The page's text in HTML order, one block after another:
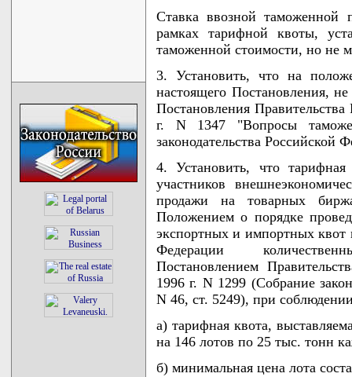
Ставка ввозной
рамках тарифной квоты,
таможенной стоимости, но не
3. Установить, что на
настоящего Постановления,
Постановления
г. N 1347 "Вопросы
законодательства Российской
4. Установить, что тарифная
участников
продажи на товарных
Положением о порядке
экспортных и импортных квот
Федерации
Постановлением
1996 г. N 1299 (Собрание
N 46, ст. 5249), при
а) тарифная квота,
на 146 лотов по 25 тыс. тонн
б) минимальная цена лота